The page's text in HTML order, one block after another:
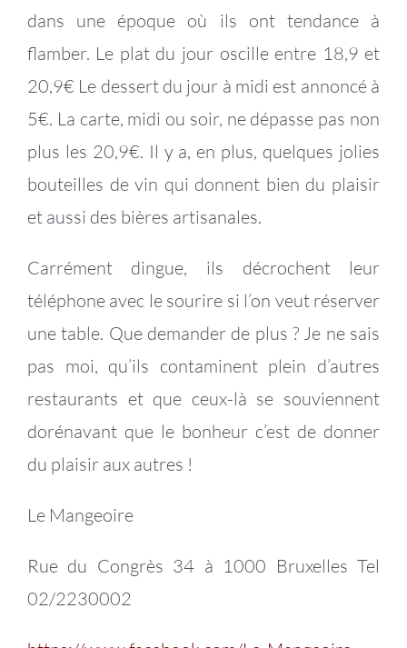
dans une époque où ils ont tendance à
flamber. Le plat du jour oscille entre 18,9 et
20,9€ Le dessert du jour à midi est annoncé à
5€. La carte, midi ou soir, ne dépasse pas non
plus les 20,9€. Il y a, en plus, quelques jolies
bouteilles de vin qui donnent bien du plaisir
et aussi des bières artisanales.
Carrément dingue, ils décrochent leur
téléphone avec le sourire si l’on veut réserver
une table. Que demander de plus ? Je ne sais
pas moi, qu’ils contaminent plein d’autres
restaurants et que ceux-là se souviennent
dorénavant que le bonheur c’est de donner
du plaisir aux autres !
Le Mangeoire
Rue du Congrès 34 à 1000 Bruxelles Tel
02/2230002